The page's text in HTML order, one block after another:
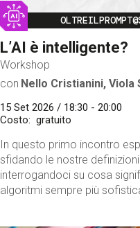
Image
L’AI è intelligente?
Workshop
con Nello Cristianini,
15 Set 2026 / 18:30 - 20:00
Costo
gratuito
In questo primo incontro
sfidando le nostre
interrogandoci su cosa
algoritmi sempre più